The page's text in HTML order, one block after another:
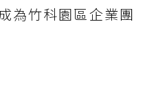
為竹科園區企業團